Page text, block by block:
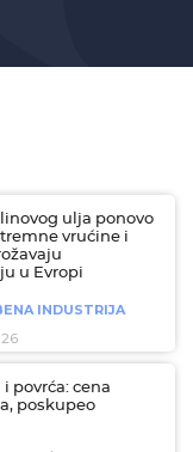
ulja ponovo
vrućine i
u Evropi
INDUSTRIJA
i povrća: cena
poskupeo